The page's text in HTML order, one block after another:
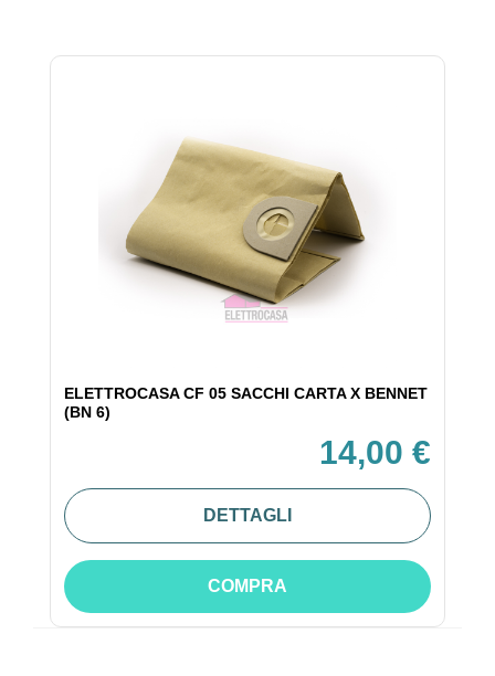
ELETTROCASA CF 05 SACCHI CARTA X BENNET
(BN 6)
14,00 €
DETTAGLI
COMPRA